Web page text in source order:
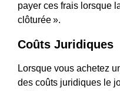
payer ces frais lorsque
clôturée ».
Coûts Juridiques
Lorsque vous achetez
des coûts juridiques le